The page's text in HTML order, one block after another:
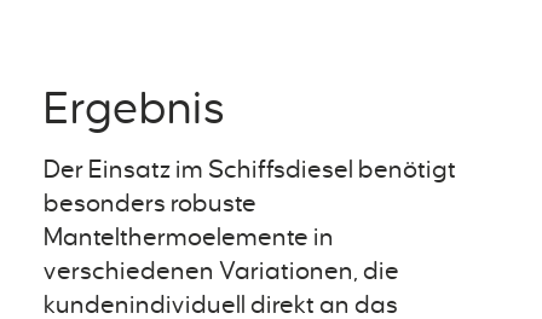
Ergebnis
Der Einsatz im Schiffsdiesel benötigt
besonders robuste
Mantelthermoelemente in
verschiedenen Variationen, die
kundenindividuell direkt an das